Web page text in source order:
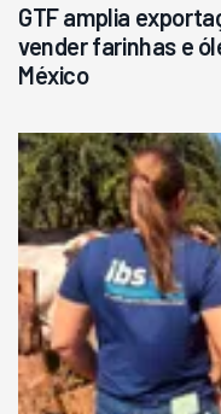
GTF amplia
vender farinhas e
México